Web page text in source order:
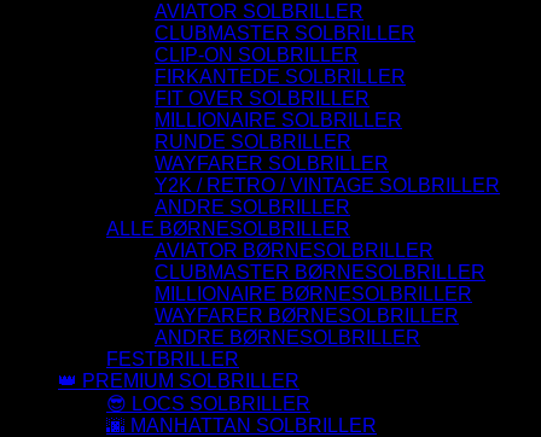
AVIATOR SOLBRILLER
CLUBMASTER SOLBRILLER
CLIP-ON SOLBRILLER
FIRKANTEDE SOLBRILLER
FIT OVER SOLBRILLER
MILLIONAIRE SOLBRILLER
RUNDE SOLBRILLER
WAYFARER SOLBRILLER
Y2K / RETRO / VINTAGE SOLBRILLER
ANDRE SOLBRILLER
ALLE BØRNESOLBRILLER
AVIATOR BØRNESOLBRILLER
CLUBMASTER BØRNESOLBRILLER
MILLIONAIRE BØRNESOLBRILLER
WAYFARER BØRNESOLBRILLER
ANDRE BØRNESOLBRILLER
FESTBRILLER
👑 PREMIUM SOLBRILLER
😎 LOCS SOLBRILLER
🌆 MANHATTAN SOLBRILLER